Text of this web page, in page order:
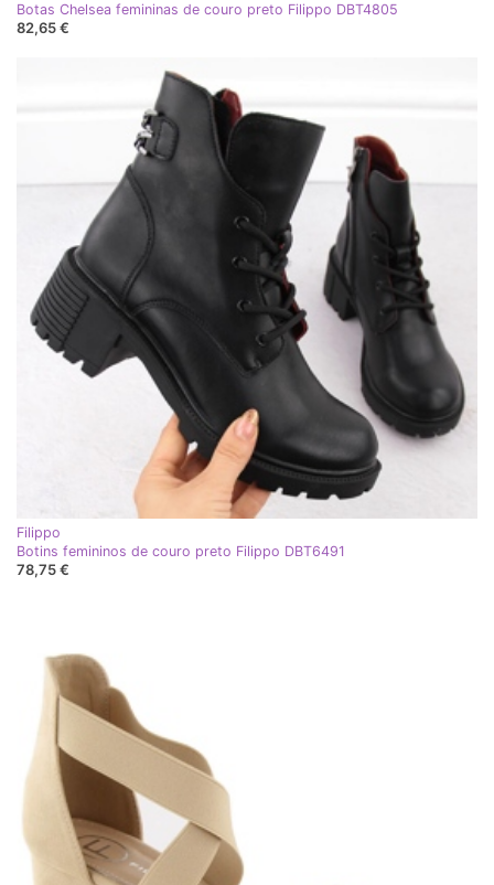
Botas Chelsea femininas de couro preto Filippo DBT4805
82,65 €
Filippo
Botins femininos de couro preto Filippo DBT6491
78,75 €